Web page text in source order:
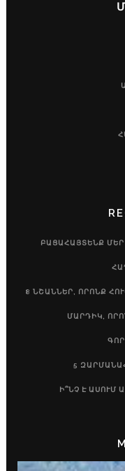
ԲԱՑԱՀԱՅՏԵՆՔ
8 ՆՇԱՆՆԵՐ, ՈՐՈՆՔ
ՄԱՐԴԻԿ,
5
Ի՞ՆՉ Է ԱՍՈՒՄ